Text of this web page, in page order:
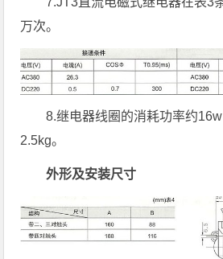
万次。
8.继电器线圈的消耗功率约
2.5kg。
外形及安装尺寸